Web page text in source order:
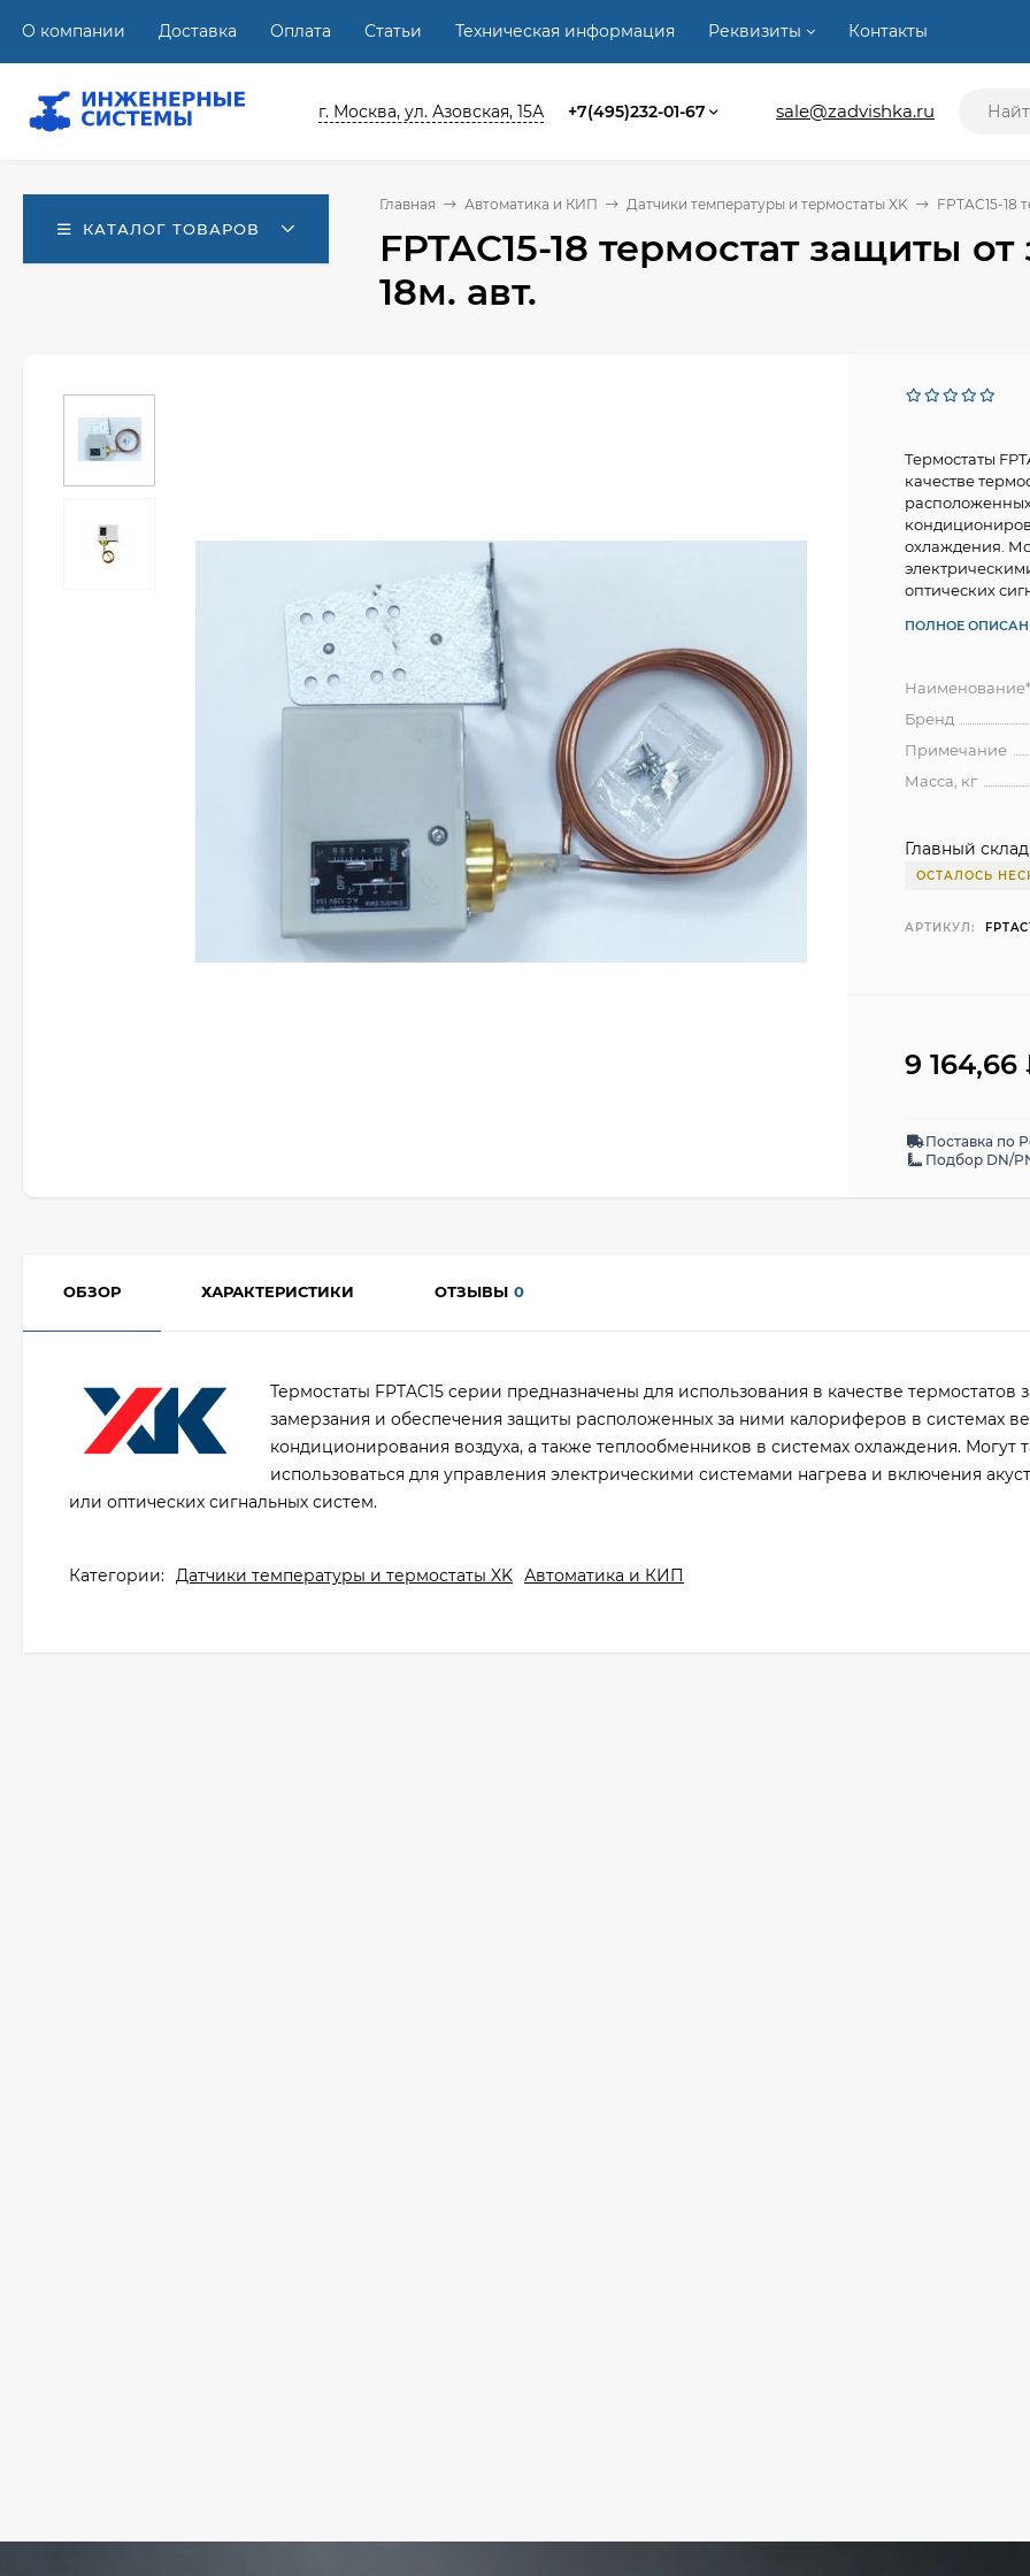
О компании Доставка Оплата Статьи Техническая информация Реквизиты Контакты
г. Москва, ул. Азовская, 15А +7(495)232-01-67 sale@zadvishka.ru
КАТАЛОГ ТОВАРОВ
Главная Автоматика и КИП Датчики температуры и термостаты XK FPTAC15-18
FPTAC15-18 термостат защиты от
18м. авт.
Термостаты
качестве
охлаждения.
оптических
ПОЛНОЕ
Наименование*
Бренд
Примечание
Масса, кг
Главный
ОСТАЛОСЬ
АРТИКУЛ:
9 164,66
Поставка по
Подбор DN/
ОБЗОР ХАРАКТЕРИСТИКИ ОТЗЫВЫ 0
Термостаты FPTAC15 серии предназначены для использования в качестве термостатов
замерзания и обеспечения защиты расположенных за ними калориферов в системах
кондиционирования воздуха, а также теплообменников в системах охлаждения. Могут
использоваться для управления электрическими системами нагрева и включения
или оптических сигнальных систем.
Категории: Датчики температуры и термостаты XK Автоматика и КИП